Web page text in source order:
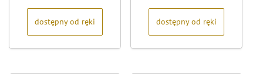
dostępny od ręki dostępny od ręki